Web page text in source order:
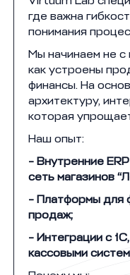
где важна
понимания
Мы начинаем не с
как устроены
финансы. На
архитектуру,
которая
Наш опыт:
- Внутренние
сеть магазинов
- Платформы для
продаж;
- Интеграции с
кассовыми